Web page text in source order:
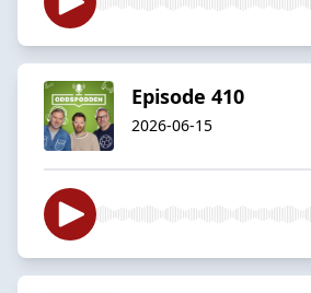
Episode 410
2026-06-15